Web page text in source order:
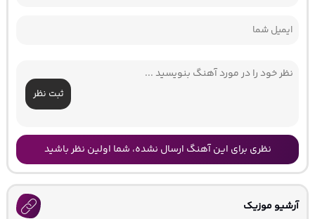
ثبت نظر
نظری برای این آهنگ ارسال نشده، شما اولین نظر باشید
آرشیو موزیک